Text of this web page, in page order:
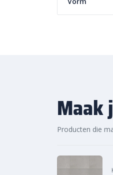
levering bij
Maak
Producten die